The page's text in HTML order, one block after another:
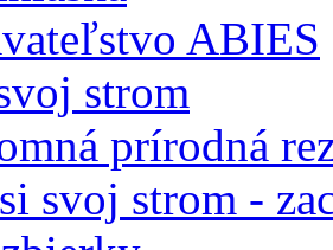
ABIES
strom
prírodná
svoj strom -